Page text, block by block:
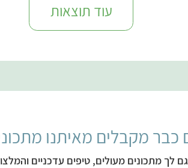
עוד תוצאות
כבר מקבלים מאיתנו
לך מתכונים מעולים, טיפים עדכניים